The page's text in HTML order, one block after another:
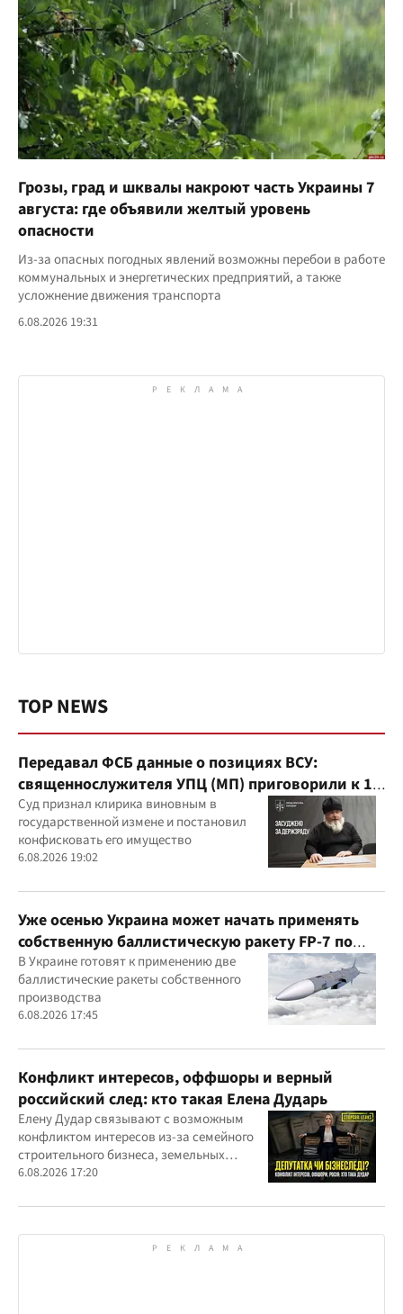
Грозы, град и шквалы накроют часть Украины 7
августа: где объявили желтый уровень
опасности
Из-за опасных погодных явлений возможны перебои в работе
коммунальных и энергетических предприятий, а также
усложнение движения транспорта
6.08.2026 19:31
TOP NEWS
Передавал ФСБ данные о позициях ВСУ:
священнослужителя УПЦ (МП) приговорили к 15
годам
Суд признал клирика виновным в
государственной измене и постановил
конфисковать его имущество
6.08.2026 19:02
Уже осенью Украина может начать применять
собственную баллистическую ракету FP-7 по
вражеским целям
В Украине готовят к применению две
баллистические ракеты собственного
производства
6.08.2026 17:45
Конфликт интересов, оффшоры и верный
российский след: кто такая Елена Дударь
Елену Дудар связывают с возможным
конфликтом интересов из-за семейного
строительного бизнеса, земельных
скандалов, судебных дел
6.08.2026 17:20